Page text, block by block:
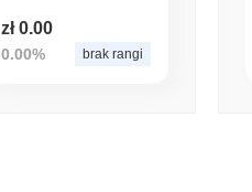
zł 0.00
0.00% brak rangi